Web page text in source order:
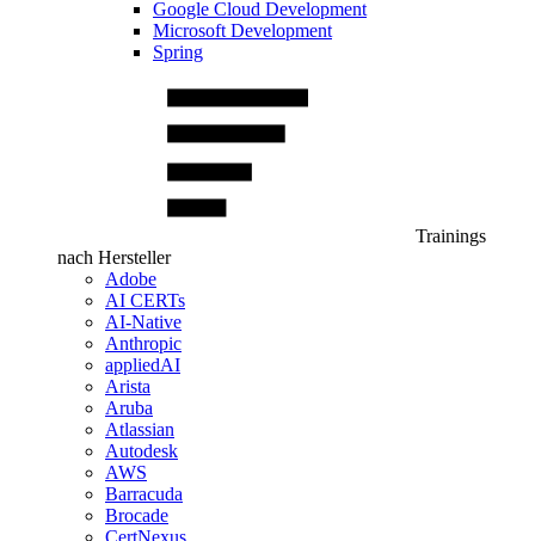
Google Cloud Development
Microsoft Development
Spring
Trainings
nach Hersteller
Adobe
AI CERTs
AI-Native
Anthropic
appliedAI
Arista
Aruba
Atlassian
Autodesk
AWS
Barracuda
Brocade
CertNexus